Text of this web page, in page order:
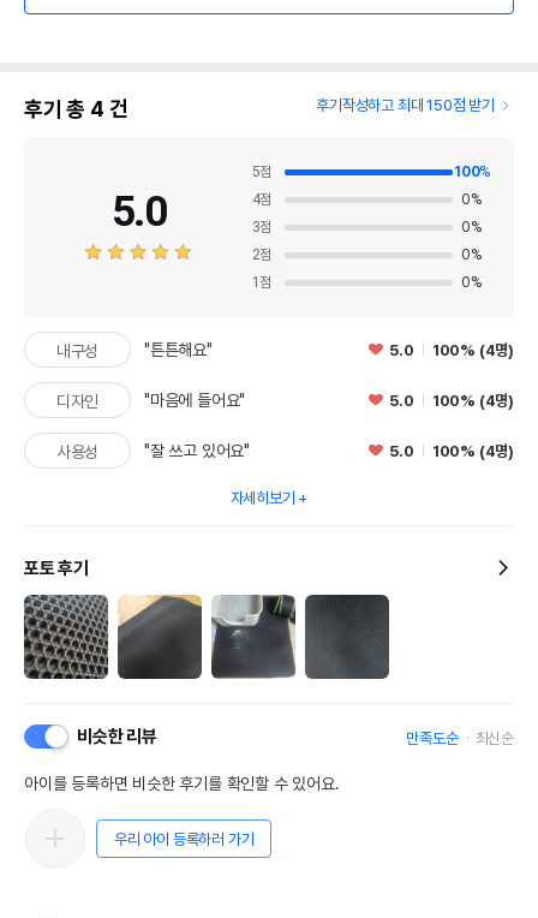
후기 총 4 건 후기작성하고 최대 150점 받기
5.0
5점 100%
4점 0%
3점 0%
2점 0%
1 점 0%
내구성 "튼튼해요" 5.0 100% (4명)
디자인 "마음에 들어요" 5.0 100% (4명)
사용성 "잘 쓰고 있어요" 5.0 100% (4명)
자세히보기
포토 후기
비슷한 리뷰 만족도순 최신순
아이를 등록하면 비슷한 후기를 확인할 수 있어요.
우리 아이 등록하러 가기